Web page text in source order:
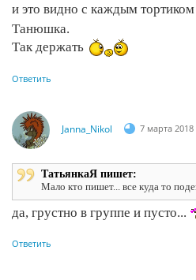
и это видно с каждым тортиком
Танюшка.
Так держать
Ответить
Janna_Nikol 7 марта 2018
ТатьянкаЯ пишет:
Мало кто пишет... все куда то
да, грустно в группе и пусто...
Ответить